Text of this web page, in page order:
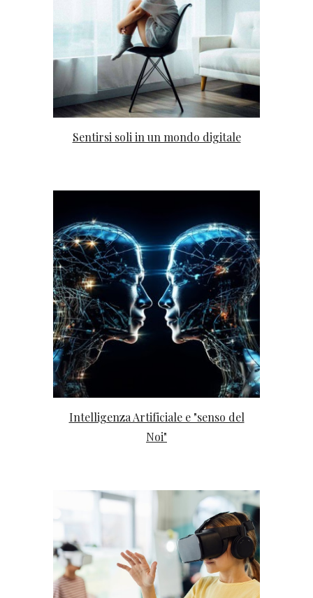
Sentirsi soli in un mondo digitale
Intelligenza Artificiale e "senso del
Noi"